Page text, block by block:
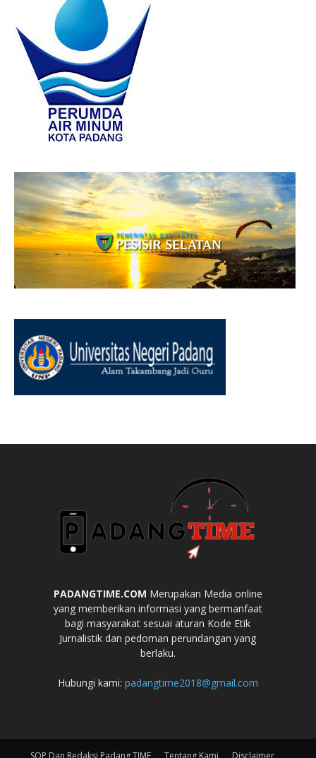
PADANGTIME.COM Merupakan Media online
yang memberikan informasi yang bermanfaat
bagi masyarakat sesuai aturan Kode Etik
Jurnalistik dan pedoman perundangan yang
berlaku.
Hubungi kami: padangtime2018@gmail.com